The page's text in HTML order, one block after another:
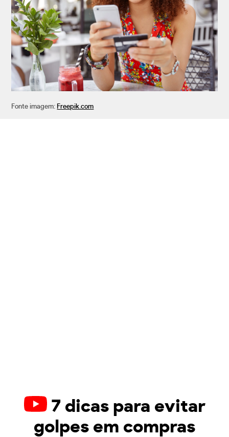
Fonte imagem: Freepik.com
7 dicas para evitar
golpes em compras